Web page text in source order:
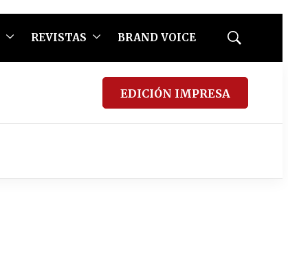
REVISTAS BRAND VOICE
Mostrar
EDICIÓN IMPRESA